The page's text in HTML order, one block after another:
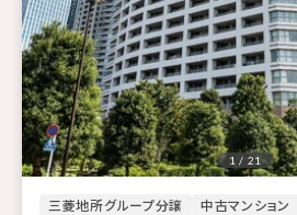
三菱地所グループ分譲 中古マンション
1 / 21